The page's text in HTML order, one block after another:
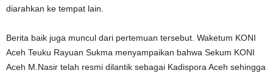
diarahkan ke tempat lain.
Berita baik juga muncul dari pertemuan tersebut. Waketum KONI
Aceh Teuku Rayuan Sukma menyampaikan bahwa Sekum KONI
Aceh M.Nasir telah resmi dilantik sebagai Kadispora Aceh sehingga